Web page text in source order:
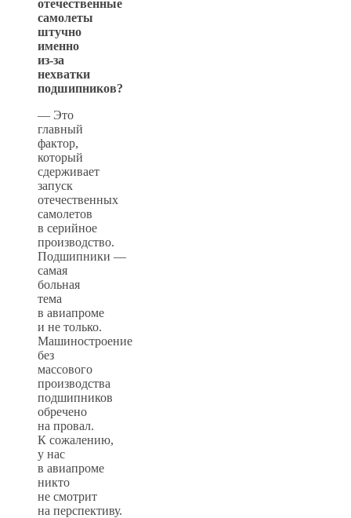
отечественные
самолеты
штучно
именно
из-за
нехватки
подшипников?
— Это
главный
фактор,
который
сдерживает
запуск
отечественных
самолетов
в серийное
производство.
Подшипники —
самая
больная
тема
в авиапроме
и не только.
Машиностроение
без
массового
производства
подшипников
обречено
на провал.
К сожалению,
у нас
в авиапроме
никто
не смотрит
на перспективу.